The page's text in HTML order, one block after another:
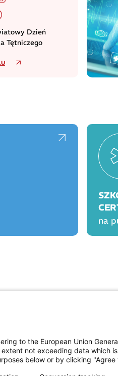
Dzień
Tętniczego
na
Graj o nagrody!
Rankingi
Szkolenia certyfikowane
to the European Union
not exceeding data which
below or by clicking "Agree